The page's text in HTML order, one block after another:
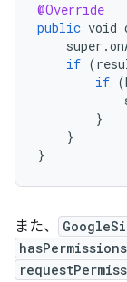
@Override
public void
super .
if (
if (
}
}
}
また、
hasPermissions